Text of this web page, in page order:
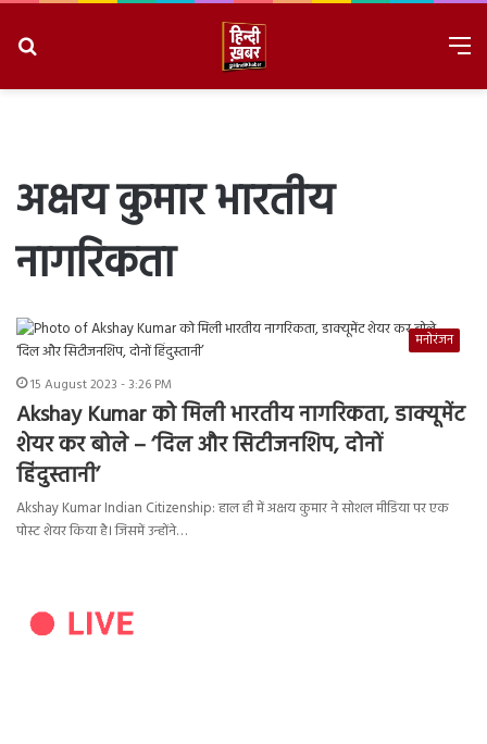
अक्षय कुमार भारतीय
नागरिकता
मनोरंजन
15 August 2023 - 3:26 PM
Akshay Kumar को मिली भारतीय नागरिकता, डाक्यूमेंट
शेयर कर बोले – ‘दिल और सिटीजनशिप, दोनों
हिंदुस्तानी’
Akshay Kumar Indian Citizenship: हाल ही में अक्षय कुमार ने सोशल मीडिया पर एक
पोस्ट शेयर किया है। जिसमें उन्होंने…